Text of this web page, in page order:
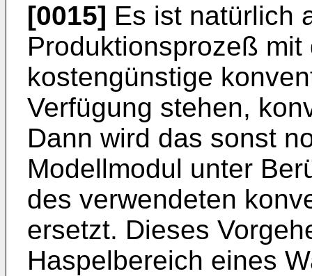
[0015] Es ist natürlich
Produktionsprozeß mit
kostengünstige
Verfügung stehen,
Dann wird das sonst
Modellmodul unter
des verwendeten
ersetzt. Dieses
Haspelbereich eines